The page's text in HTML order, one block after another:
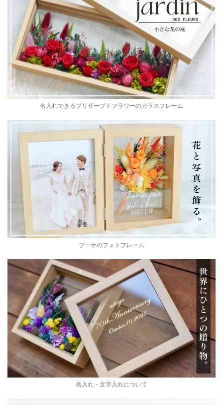
名入れできるプリザーブドフラワーのガラスフレーム
ブーケのフォトフレーム
名入れ・文字入れについて